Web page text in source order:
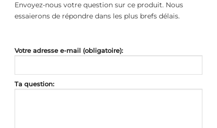
Envoyez-nous votre question sur ce produit. Nous
essaierons de répondre dans les plus brefs délais.
Votre adresse e-mail (obligatoire):
Ta question: